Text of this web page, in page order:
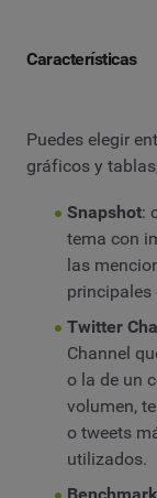
Características
Puedes elegir
gráficos y
Snapshot:
tema con
las
principales
Twitter
Channel
o la de un
volumen,
o tweets
utilizados.